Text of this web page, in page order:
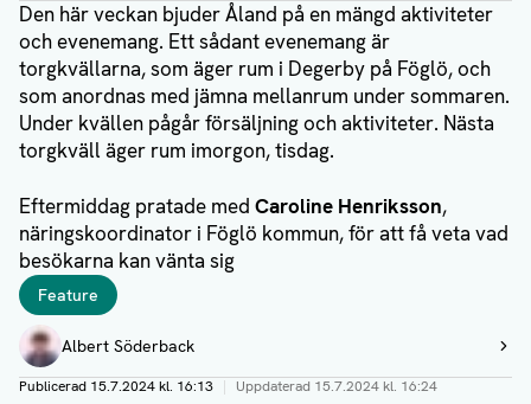
Den här veckan bjuder Åland på en mängd aktiviteter
och evenemang. Ett sådant evenemang är
torgkvällarna, som äger rum i Degerby på Föglö, och
som anordnas med jämna mellanrum under sommaren.
Under kvällen pågår försäljning och aktiviteter. Nästa
torgkväll äger rum imorgon, tisdag.
Eftermiddag pratade med Caroline Henriksson,
näringskoordinator i Föglö kommun, för att få veta vad
besökarna kan vänta sig
Taggar
Feature
Författare
Albert Söderback
Visa profil
Publicerad 15.7.2024 kl. 16:13 | Uppdaterad 15.7.2024 kl. 16:24